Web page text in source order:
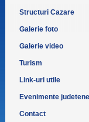
Structuri Cazare
Galerie foto
Galerie video
Turism
Link-uri utile
Evenimente judetene
Contact